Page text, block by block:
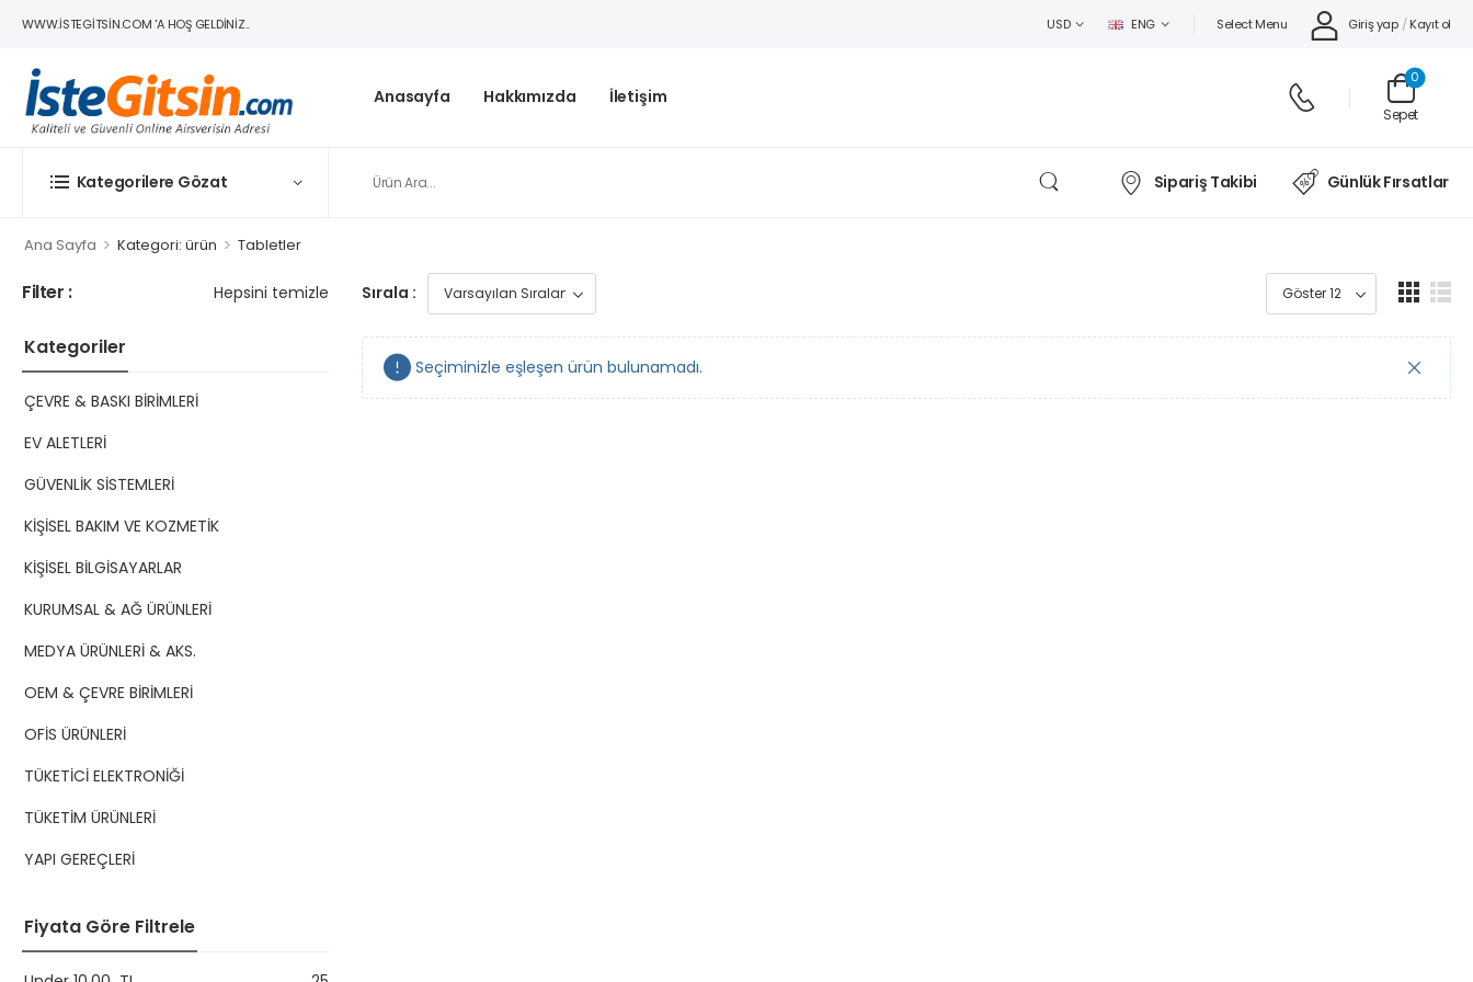
WWW.ISTEGITSIN.COM 'A HOŞ GELDINIZ.. USD ENG Select Menu Giriş yap / Kayıt ol
Anasayfa Hakkımızda İletişim
Sepet
0
Kategorilere Gözat Sipariş Takibi Günlük Fırsatlar
Ana Sayfa > Kategori: ürün > Tabletler
Filter : Hepsini temizle
Kategoriler
ÇEVRE & BASKI BİRİMLERİ
EV ALETLERİ
GÜVENLİK SİSTEMLERİ
KİŞİSEL BAKIM VE KOZMETİK
KİŞİSEL BİLGİSAYARLAR
KURUMSAL & AĞ ÜRÜNLERİ
MEDYA ÜRÜNLERİ & AKS.
OEM & ÇEVRE BİRİMLERİ
OFİS ÜRÜNLERİ
TÜKETİCİ ELEKTRONİĞİ
TÜKETİM ÜRÜNLERİ
YAPI GEREÇLERİ
Fiyata Göre Filtrele
Sırala :
Seçiminizle eşleşen ürün bulunamadı.